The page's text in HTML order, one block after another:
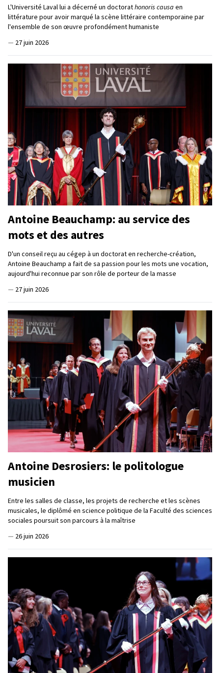
L'Université Laval lui a décerné un doctorathonoris causa en
littérature pour avoir marqué la scène littéraire contemporaine par
l'ensemble de son œuvre profondément humaniste
— 27 juin 2026
Antoine Beauchamp: au service des
mots et des autres
D'un conseil reçu au cégep à un doctorat en recherche-création,
Antoine Beauchamp a fait de sa passion pour les mots une vocation,
aujourd'hui reconnue par son rôle de porteur de la masse
— 27 juin 2026
Antoine Desrosiers: le politologue
musicien
Entre les salles de classe, les projets de recherche et les scènes
musicales, le diplômé en science politique de la Faculté des sciences
sociales poursuit son parcours à la maîtrise
— 26 juin 2026